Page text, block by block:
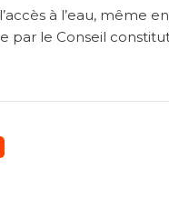
à l’eau, même en
par le Conseil